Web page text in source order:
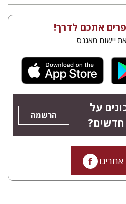
אתכם לדרך!
יישום מאגנס
על
חדשים?
הרשמה